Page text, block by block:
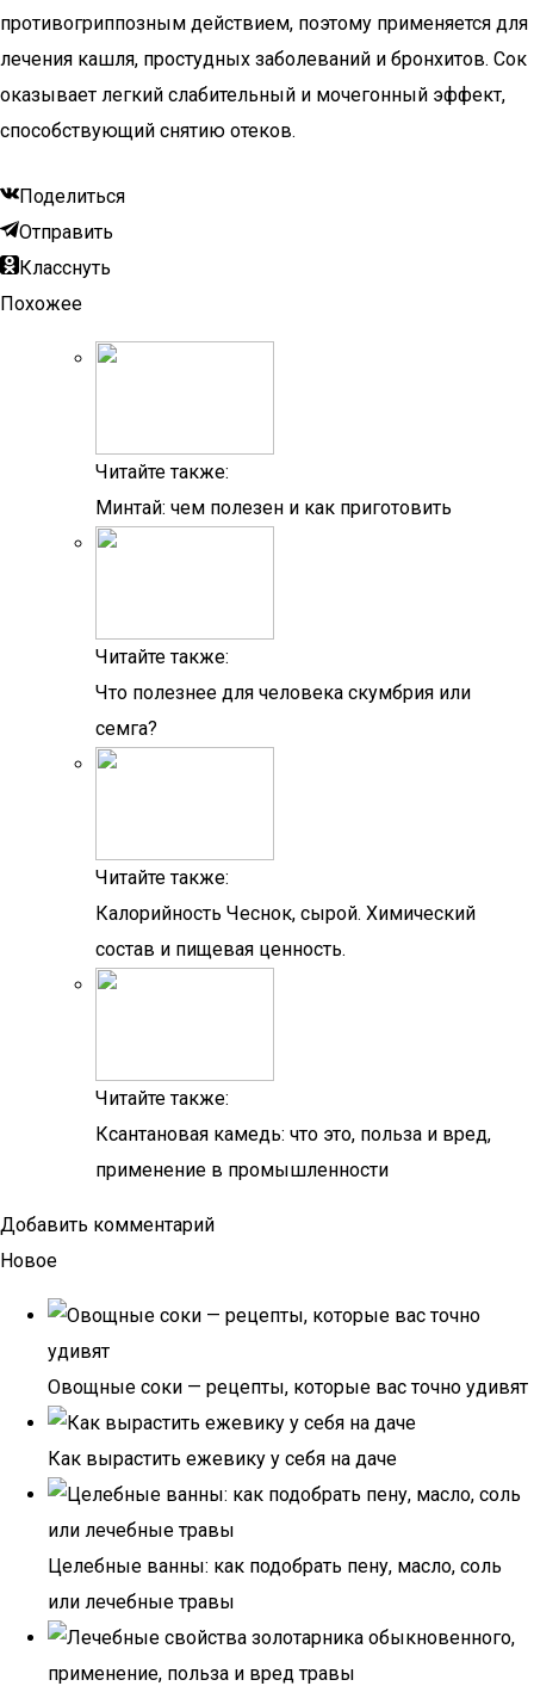
противогриппозным действием, поэтому применяется для
лечения кашля, простудных заболеваний и бронхитов. Сок
оказывает легкий слабительный и мочегонный эффект,
способствующий снятию отеков.
Поделиться
Отправить
Класснуть
Похожее
Читайте также:
Минтай: чем полезен и как приготовить
Читайте также:
Что полезнее для человека скумбрия или
семга?
Читайте также:
Калорийность Чеснок, сырой. Химический
состав и пищевая ценность.
Читайте также:
Ксантановая камедь: что это, польза и вред,
применение в промышленности
Добавить комментарий
Новое
Овощные соки — рецепты, которые вас точно удивят
Как вырастить ежевику у себя на даче
Целебные ванны: как подобрать пену, масло, соль
или лечебные травы